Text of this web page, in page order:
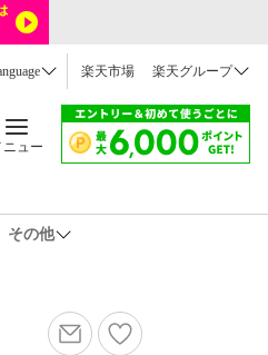
楽天市場 楽天グループ
ニュー
その他